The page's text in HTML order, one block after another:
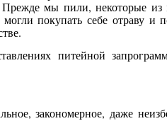
мы пили, некоторые из
покупать себе отраву и
питейной
закономерное, даже